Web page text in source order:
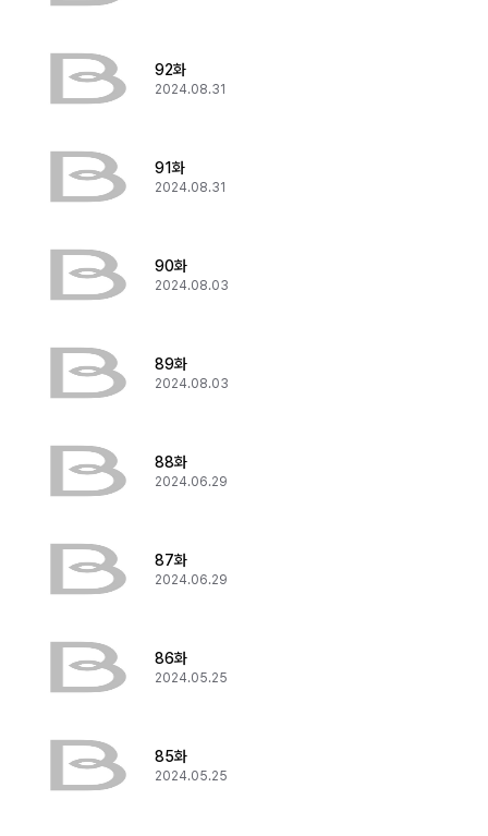
92화
2024.08.31
91화
2024.08.31
90화
2024.08.03
89화
2024.08.03
88화
2024.06.29
87화
2024.06.29
86화
2024.05.25
85화
2024.05.25